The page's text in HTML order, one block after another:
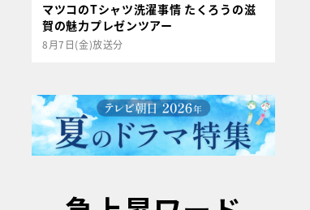
マツコのTシャツ洗濯事情 たくろうの滋
賀の魅力プレゼンツアー
8月7日(金)放送分